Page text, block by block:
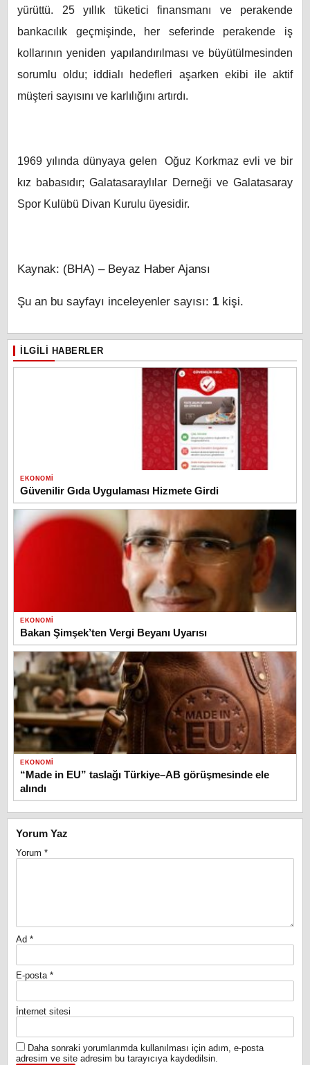
yürüttü. 25 yıllık tüketici finansmanı ve perakende
bankacılık geçmişinde, her seferinde perakende iş
kollarının yeniden yapılandırılması ve büyütülmesinden
sorumlu oldu; iddialı hedefleri aşarken ekibi ile aktif
müşteri sayısını ve karlılığını artırdı.
1969 yılında dünyaya gelen Oğuz Korkmaz evli ve bir
kız babasıdır; Galatasaraylılar Derneği ve Galatasaray
Spor Kulübü Divan Kurulu üyesidir.
Kaynak: (BHA) – Beyaz Haber Ajansı
Şu an bu sayfayı inceleyenler sayısı: 1 kişi.
İLGILI HABERLER
EKONOMI
Güvenilir Gıda Uygulaması Hizmete Girdi
EKONOMI
Bakan Şimşek’ten Vergi Beyanı Uyarısı
EKONOMI
“Made in EU” taslağı Türkiye–AB görüşmesinde ele
alındı
Yorum Yaz
Yorum *
Ad *
E-posta *
İnternet sitesi
Daha sonraki yorumlarımda kullanılması için adım, e-posta
adresim ve site adresim bu tarayıcıya kaydedilsin.